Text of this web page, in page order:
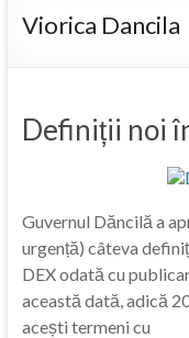
Viorica Dancila
Definiții noi
Guvernul Dăncilă a
urgență) câteva
DEX odată cu
această dată, adică
acești termeni cu